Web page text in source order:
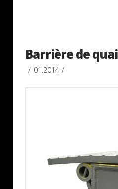
Barrière de quai
01.2014